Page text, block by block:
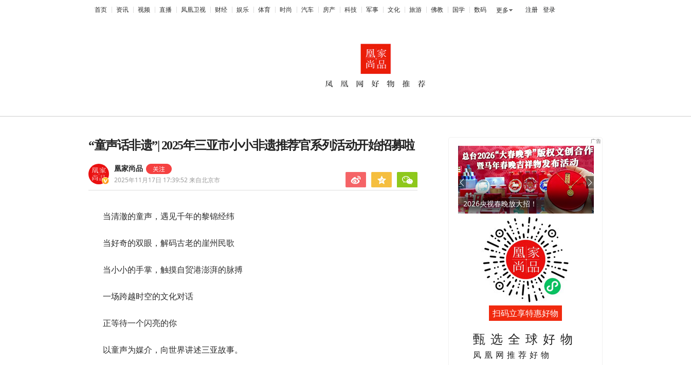
首页 资讯 视频 直播 凤凰卫视 财经 娱乐 体育 时尚 汽车 房产 科技 军事 文化 旅游 佛教 国学 数码 更多 注册 登录
“童声话非遗”| 2025年三亚市小小非遗推荐官系列活动开始招募啦
凰家尚品
2025年11月17日 17:39:52 来自北京市
当清澈的童声，遇见千年的黎锦经纬
当好奇的双眼，解码古老的崖州民歌
当小小的手掌，触摸自贸港澎湃的脉搏
一场跨越时空的文化对话
正等待一个闪亮的你
以童声为媒介，向世界讲述三亚故事。
2026央视春晚放大招！ 剃须刀界“劳S莱斯”，速抢！
扫码立享特惠好物
甄选全球好物
凤凰网推荐好物